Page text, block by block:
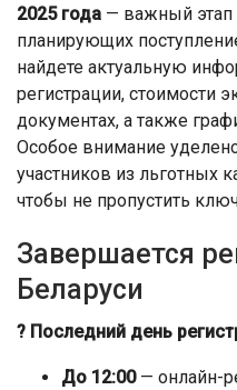
2025 года — важный этап
планирующих
найдете актуальную
регистрации, стоимости
документах, а также
Особое внимание
участников из льготных
чтобы не пропустить
Завершается
Беларуси
? Последний день
До 12:00— онлайн-